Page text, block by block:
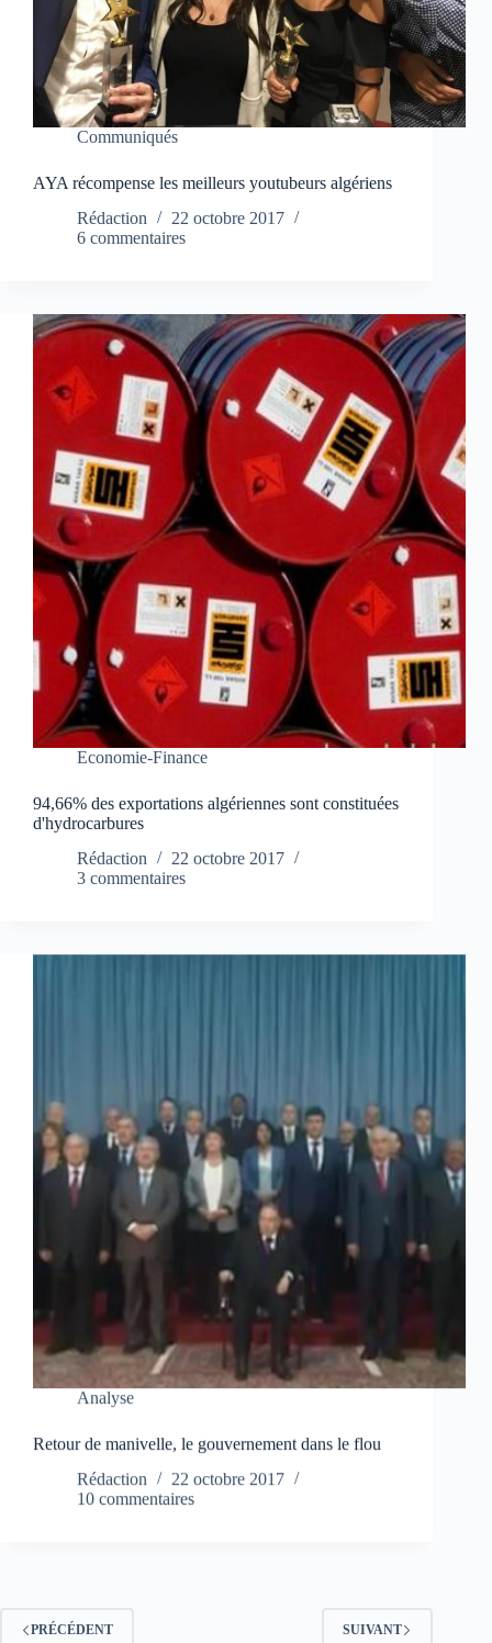
Communiqués
AYA récompense les meilleurs youtubeurs algériens
Rédaction
22 octobre 2017
6 commentaires
Economie-Finance
94,66% des exportations algériennes sont constituées
d'hydrocarbures
Rédaction
22 octobre 2017
3 commentaires
Analyse
Retour de manivelle, le gouvernement dans le flou
Rédaction
22 octobre 2017
10 commentaires
PRÉCÉDENT SUIVANT